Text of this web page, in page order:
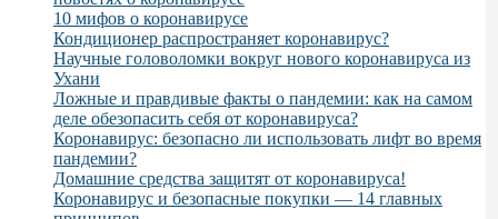
10 мифов о коронавирусе
Кондиционер распространяет коронавирус?
Научные головоломки вокруг нового коронавируса из
Ухани
Ложные и правдивые факты о пандемии: как на самом
деле обезопасить себя от коронавируса?
Коронавирус: безопасно ли использовать лифт во время
пандемии?
Домашние средства защитят от коронавируса!
Коронавирус и безопасные покупки — 14 главных